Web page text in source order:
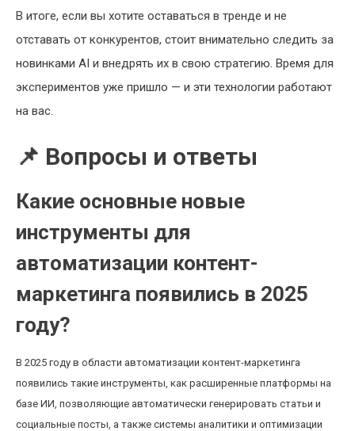
В итоге, если вы хотите оставаться в тренде и не
отставать от конкурентов, стоит внимательно следить за
новинками AI и внедрять их в свою стратегию. Время для
экспериментов уже пришло — и эти технологии работают
на вас.
📌 Вопросы и ответы
Какие основные новые
инструменты для
автоматизации контент-
маркетинга появились в 2025
году?
В 2025 году в области автоматизации контент-маркетинга
появились такие инструменты, как расширенные платформы на
базе ИИ, позволяющие автоматически генерировать статьи и
социальные посты, а также системы аналитики и оптимизации